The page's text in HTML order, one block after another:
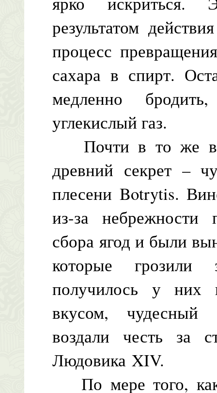
результатом
процесс
сахара в спирт.
медленно
углекислый газ.
Почти в то же
древний секрет –
плесени Botrytis.
из-за небрежности
сбора ягод и были
которые
получилось у них
вкусом, чудесный
воздали честь за
Людовика XIV.
По мере того, как